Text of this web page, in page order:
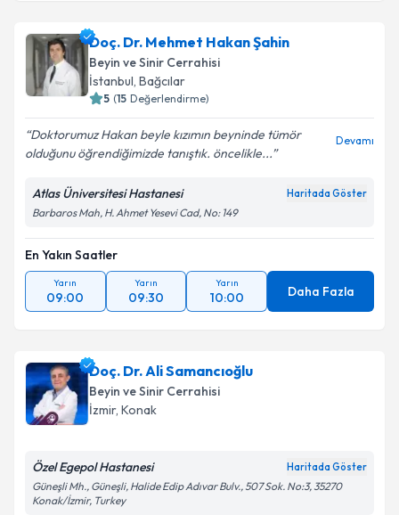
Doç. Dr. Mehmet Hakan Şahin
Beyin ve Sinir Cerrahisi
İstanbul, Bağcılar
5 (15 Değerlendirme)
Doktorumuz Hakan beyle kızımın beyninde tümör
olduğunu öğrendiğimizde tanıştık. öncelikle...
Devamı
Atlas Üniversitesi Hastanesi Haritada Göster
Barbaros Mah, H. Ahmet Yesevi Cad, No: 149
En Yakın Saatler
Yarın
09:00
Yarın
09:30
Yarın
10:00 Daha Fazla
Doç. Dr. Ali Samancıoğlu
Beyin ve Sinir Cerrahisi
İzmir, Konak
Özel Egepol Hastanesi Haritada Göster
Güneşli Mh., Güneşli, Halide Edip Adıvar Bulv., 507 Sok. No:3, 35270
Konak/İzmir, Turkey